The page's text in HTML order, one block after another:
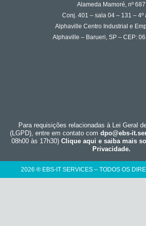
Alameda Mamoré, nº 687
Conj. 401 – sala 04 – 131 – 4º
Alphaville Centro Industrial e
Alphaville – Barueri, SP – CEP:
Para requisições relacionadas à Lei Geral
(LGPD), entre em contato com dpo@ebs-
08h00 às 17h30) Clique aqui e saiba mais
Privacidade.
2026 ® EBS-IT SERVICES – TODOS OS